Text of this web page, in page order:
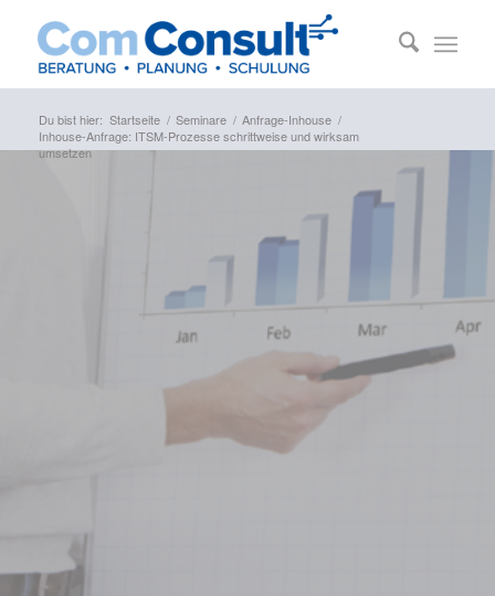
Du bist hier: Startseite / Seminare / Anfrage-Inhouse /
Inhouse-Anfrage: ITSM-Prozesse schrittweise und wirksam
umsetzen